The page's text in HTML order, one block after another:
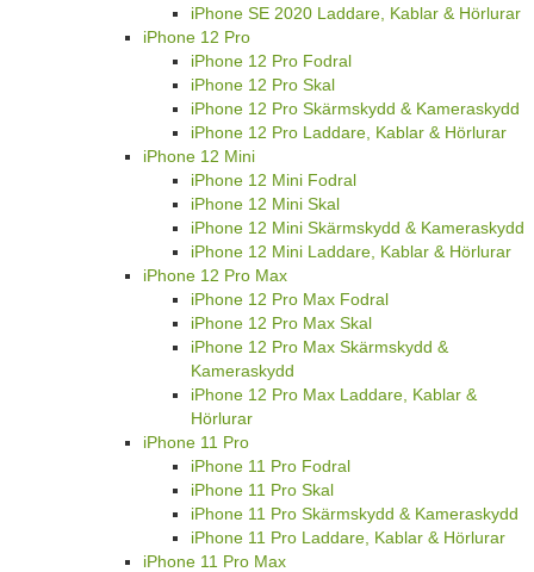
iPhone SE 2020 Laddare, Kablar & Hörlurar
iPhone 12 Pro
iPhone 12 Pro Fodral
iPhone 12 Pro Skal
iPhone 12 Pro Skärmskydd & Kameraskydd
iPhone 12 Pro Laddare, Kablar & Hörlurar
iPhone 12 Mini
iPhone 12 Mini Fodral
iPhone 12 Mini Skal
iPhone 12 Mini Skärmskydd & Kameraskydd
iPhone 12 Mini Laddare, Kablar & Hörlurar
iPhone 12 Pro Max
iPhone 12 Pro Max Fodral
iPhone 12 Pro Max Skal
iPhone 12 Pro Max Skärmskydd &
Kameraskydd
iPhone 12 Pro Max Laddare, Kablar &
Hörlurar
iPhone 11 Pro
iPhone 11 Pro Fodral
iPhone 11 Pro Skal
iPhone 11 Pro Skärmskydd & Kameraskydd
iPhone 11 Pro Laddare, Kablar & Hörlurar
iPhone 11 Pro Max